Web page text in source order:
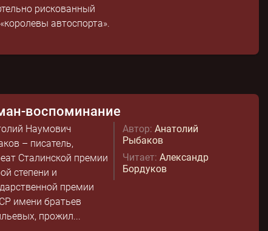
рискованный
автоспорта».
воспоминание
Автор: Анатолий
Рыбаков
Читает: Александр
Бордуков
Наумович
– писатель,
Сталинской премии
степени и
премии
имени братьев
прожил...